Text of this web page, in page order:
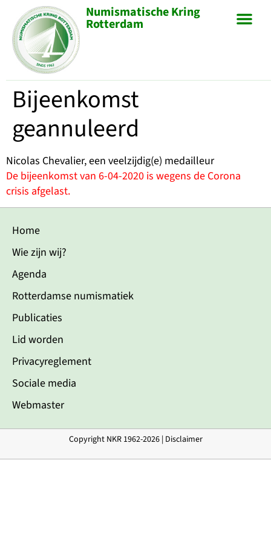
Numismatische Kring
Rotterdam
Bijeenkomst
geannuleerd
Nicolas Chevalier, een veelzijdig(e) medailleur
De bijeenkomst van 6-04-2020 is wegens de Corona
crisis afgelast.
Home
Wie zijn wij?
Agenda
Rotterdamse numismatiek
Publicaties
Lid worden
Privacyreglement
Sociale media
Webmaster
Copyright NKR 1962-2026 | Disclaimer